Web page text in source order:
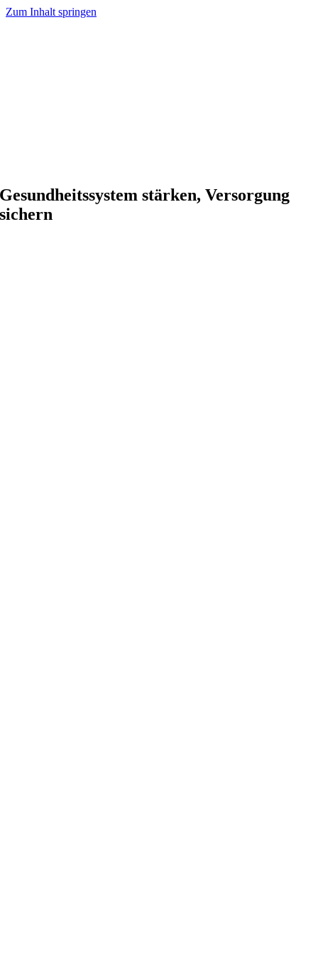
Zum Inhalt springen
Gesundheitssystem stärken, Versorgung
sichern